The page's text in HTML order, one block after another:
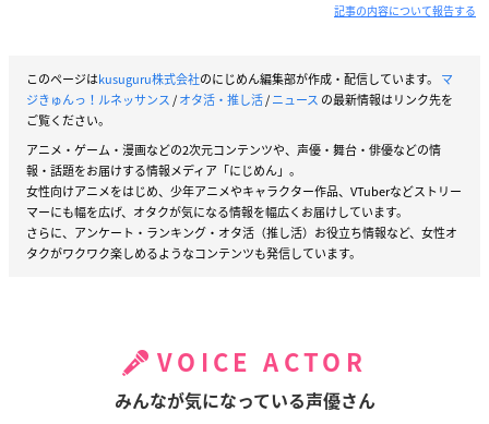
記事の内容について報告する
このページはkusuguru株式会社のにじめん編集部が作成・配信しています。 マ
ジきゅんっ！ルネッサンス/オタ活・推し活/ニュース の最新情報はリンク先を
ご覧ください。
アニメ・ゲーム・漫画などの2次元コンテンツや、声優・舞台・俳優などの情
報・話題をお届けする情報メディア「にじめん」。
女性向けアニメをはじめ、少年アニメやキャラクター作品、VTuberなどストリー
マーにも幅を広げ、オタクが気になる情報を幅広くお届けしています。
さらに、アンケート・ランキング・オタ活（推し活）お役立ち情報など、女性オ
タクがワクワク楽しめるようなコンテンツも発信しています。
VOICE ACTOR
みんなが気になっている声優さん